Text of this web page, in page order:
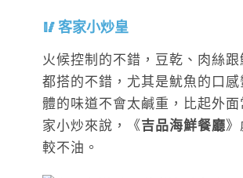
客家小炒皇
火候控制的不錯，豆乾、肉絲
都搭的不錯，尤其是魷魚的口
體的味道不會太鹹重，比起外
家小炒來說，《吉品海鮮餐廳》
較不油。